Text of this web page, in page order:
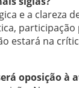
e a clareza
estará na
oposição